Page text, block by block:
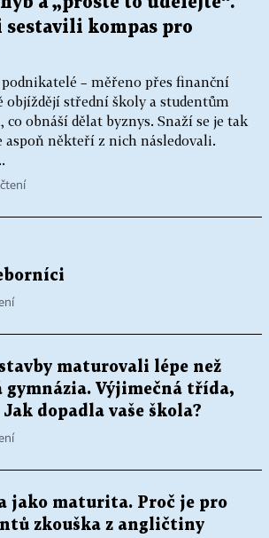
sestavili kompas pro
– měřeno přes finanční
objíždějí střední školy a studentům
co obnáší dělat byznys. Snaží se je tak
aspoň někteří z nich následovali.
maturovali lépe než
Výjimečná třída,
dopadla vaše škola?
jako maturita. Proč je pro
zkouška z angličtiny